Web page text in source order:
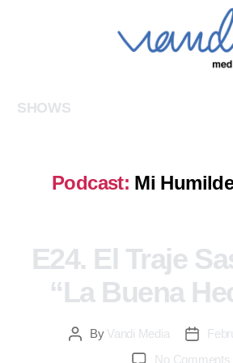
SHOWS
Podcast: Mi
E24. El Traje
“La Buena
By Vandi Media
No Comments